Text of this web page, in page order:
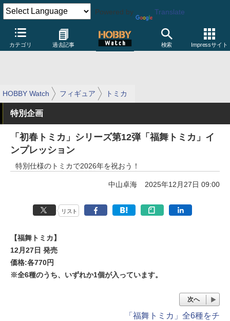
Powered by Translate
カテゴリ 過去記事 検索 Impressサイト
HOBBY Watch フィギュア トミカ
特別企画
「初春トミカ」シリーズ第12弾「福舞トミカ」イ
ンプレッション
特別仕様のトミカで2026年を祝おう！
中山卓海 2025年12月27日 09:00
リスト
【福舞トミカ】
12月27日 発売
価格:各770円
※全6種のうち、いずれか1個が入っています。
次へ
「福舞トミカ」全6種をチ